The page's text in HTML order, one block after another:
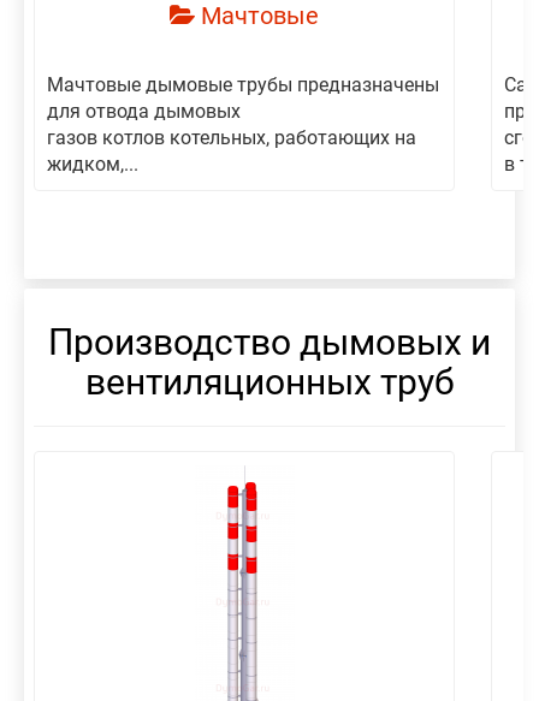
Мачтовые
Мачтовые дымовые трубы предназначены
для отвода дымовых
газов котлов котельных, работающих на
жидком,...
в
Производство дымовых и
вентиляционных труб